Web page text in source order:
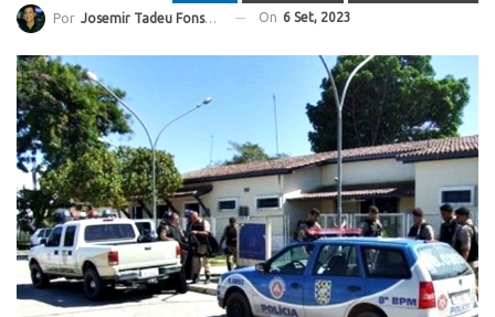
Por Josemir Tadeu Fonseca On 6 Set, 2023